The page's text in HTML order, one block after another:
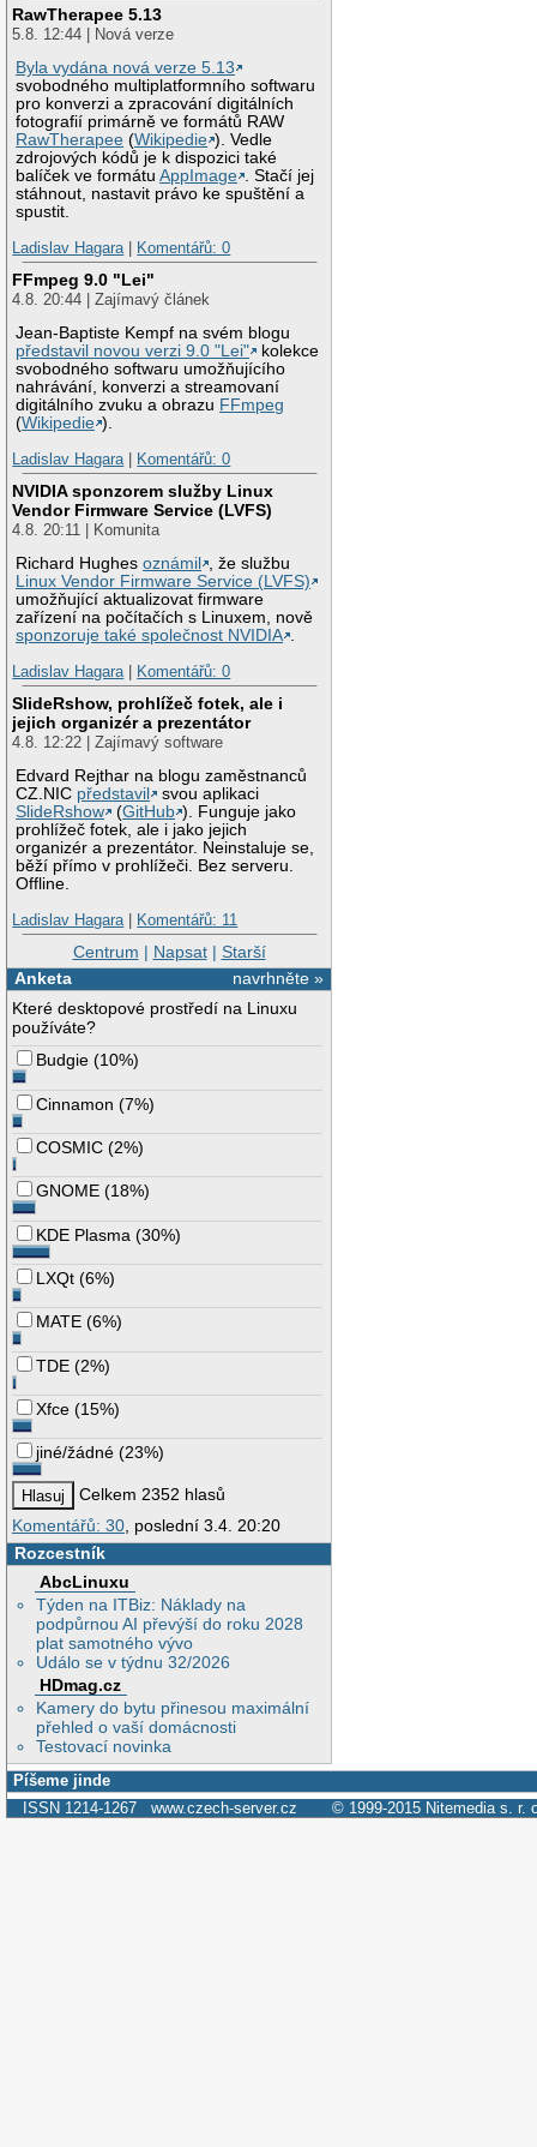
RawTherapee 5.13
5.8. 12:44 | Nová verze
Byla vydána nová verze 5.13
svobodného multiplatformního softwaru
pro konverzi a zpracování digitálních
fotografií primárně ve formátů RAW
RawTherapee (Wikipedie ). Vedle
zdrojových kódů je k dispozici také
balíček ve formátuAppImage . Stačí jej
stáhnout, nastavit právo ke spuštění a
spustit.
Ladislav Hagara| Komentářů: 0
FFmpeg 9.0 "Lei"
4.8. 20:44 | Zajímavý článek
Jean-Baptiste Kempf na svém blogu
představil novou verzi 9.0 "Lei"
kolekce
svobodného softwaru umožňujícího
nahrávání, konverzi a streamovaní
digitálního zvuku a obrazu FFmpeg
(Wikipedie ).
Ladislav Hagara| Komentářů: 0
NVIDIA sponzorem služby Linux
Vendor Firmware Service (LVFS)
4.8. 20:11 | Komunita
Richard Hughesoznámil
, že službu
Linux Vendor Firmware Service (LVFS)
umožňující aktualizovat firmware
zařízení na počítačích s Linuxem, nově
sponzoruje také společnost NVIDIA .
Ladislav Hagara| Komentářů: 0
SlideRshow, prohlížeč fotek, ale i
jejich organizér a prezentátor
4.8. 12:22 | Zajímavý software
Edvard Rejthar na blogu zaměstnanců
CZ.NIC představil
svou aplikaci
SlideRshow
(GitHub ). Funguje jako
prohlížeč fotek, ale i jako jejich
organizér a prezentátor. Neinstaluje se,
běží přímo v prohlížeči. Bez serveru.
Offline.
Ladislav Hagara| Komentářů: 11
Centrum | Napsat| Starší
navrhněte »
Anketa
Které desktopové prostředí na Linuxu
používáte?
Budgie (10%)
Cinnamon (7%)
COSMIC (2%)
GNOME (18%)
KDE Plasma (30%)
LXQt (6%)
MATE (6%)
TDE (2%)
Xfce (15%)
jiné/žádné (23%)
Celkem 2352 hlasů
Komentářů: 30 , poslední 3.4. 20:20
Rozcestník
AbcLinuxu
Týden na ITBiz: Náklady na
podpůrnou AI převýší do roku 2028
plat samotného vývo
Událo se v týdnu 32/2026
HDmag.cz
Kamery do bytu přinesou maximální
přehled o vaší domácnosti
Testovací novinka
Píšeme jinde
ISSN 1214-1267 www.czech-server.cz © 1999-2015 Nitemedia s. r.